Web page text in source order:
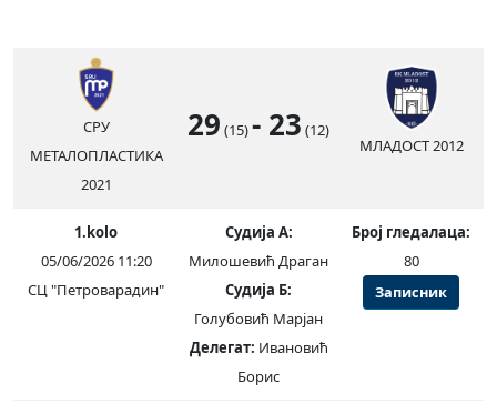
СРУ
МЕТАЛОПЛАСТИКА
2021
29 (15)- 23 (12)
МЛАДОСТ 2012
1.kolo
05/06/2026 11:20
СЦ "Петроварадин"
Судија А:
Милошевић Драган
Судија Б:
Голубовић Марјан
Делегат: Ивановић
Борис
Број гледалаца:
80
Записник